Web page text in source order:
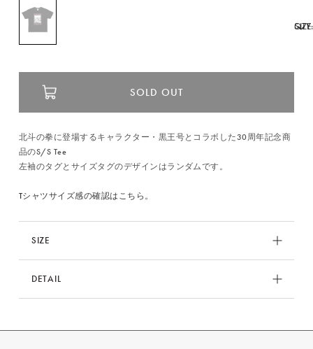
格
QTY:
SOLD OUT
北斗の拳に登場するキャラクター・黒王号とコラボした30周年記念商
品のS/S Tee
左袖のタグとサイズタグのデザインはランダムです。
Tシャツサイズ感の確認はこちら。
SIZE
サイズ
M 102 47 19 68
DETAIL